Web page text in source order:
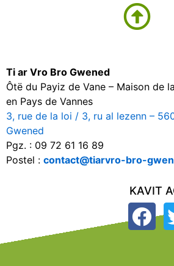
Ti ar Vro Bro Gwened
Ôtë du Payiz de Vane – Maison de
en Pays de Vannes
3, rue de la loi / 3, ru al lezenn –
Gwened
Pgz. : 09 72 61 16 89
Postel : contact@tiarvro-bro-
KAVIT